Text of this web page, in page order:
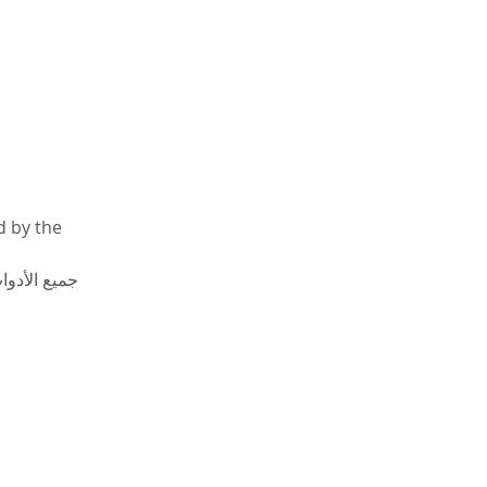
by the
جميع